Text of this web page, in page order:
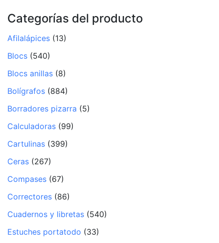
Categorías del producto
Afilalápices (13)
Blocs (540)
Blocs anillas (8)
Bolígrafos (884)
Borradores pizarra (5)
Calculadoras (99)
Cartulinas (399)
Ceras (267)
Compases (67)
Correctores (86)
Cuadernos y libretas (540)
Estuches portatodo (33)